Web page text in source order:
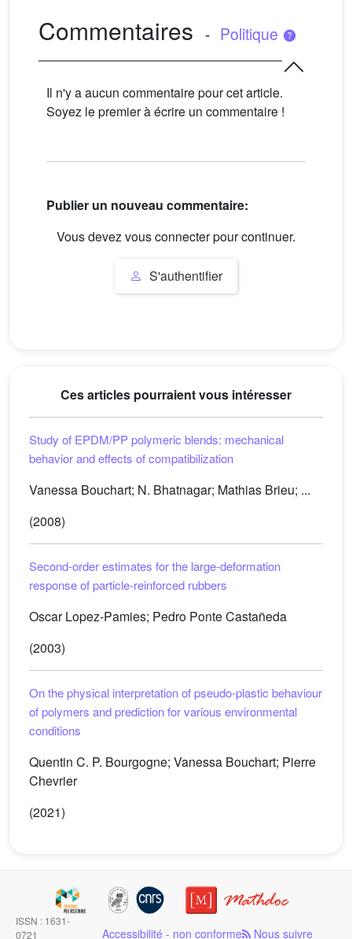
Commentaires - Politique
Il n'y a aucun commentaire pour cet article.
Soyez le premier à écrire un commentaire !
Publier un nouveau commentaire:
Vous devez vous connecter pour continuer.
S'authentifier
Ces articles pourraient vous intéresser
Study of EPDM/PP polymeric blends: mechanical
behavior and effects of compatibilization
Vanessa Bouchart; N. Bhatnagar; Mathias Brieu; ...
(2008)
Second-order estimates for the large-deformation
response of particle-reinforced rubbers
Oscar Lopez-Pamies; Pedro Ponte Castañeda
(2003)
On the physical interpretation of pseudo-plastic behaviour
of polymers and prediction for various environmental
conditions
Quentin C. P. Bourgogne; Vanessa Bouchart; Pierre
Chevrier
(2021)
ISSN : 1631-
0721
Accessibilité - non conforme Nous suivre